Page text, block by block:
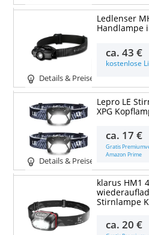
Details & Preise
Ledlenser
Handlampe
ca.43 €
kostenlose
Details & Preise
Lepro LE
XPG
ca. 17 €
Gratis
Amazon Prime
klarus HM1
Stirnlampe
ca.20 €